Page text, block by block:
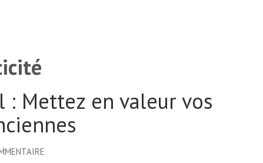
: Mettez en valeur vos